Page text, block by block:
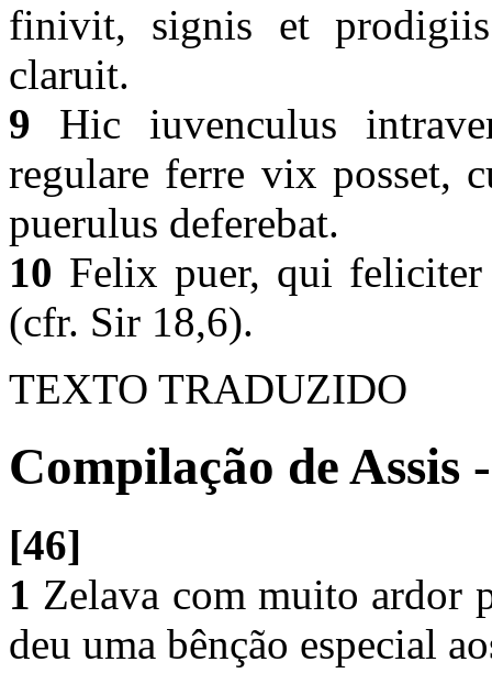
finivit, signis et
claruit.
9 Hic iuvenculus
regulare ferre vix posset,
puerulus deferebat.
10 Felix puer, qui
(cfr. Sir 18,6).
TEXTO TRADUZIDO
Compilação de Assis
[46]
1 Zelava com muito ardor
deu uma bênção especial